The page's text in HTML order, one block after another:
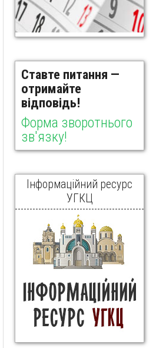
Ставте питання —
отримайте
відповідь!
Форма зворотнього
зв'язку!
Інформаційний ресурс
УГКЦ